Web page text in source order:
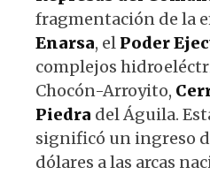
fragmentación de la
Enarsa, el Poder
complejos
Chocón-Arroyito,
Piedra del Águila.
significó un ingreso
dólares a las arcas